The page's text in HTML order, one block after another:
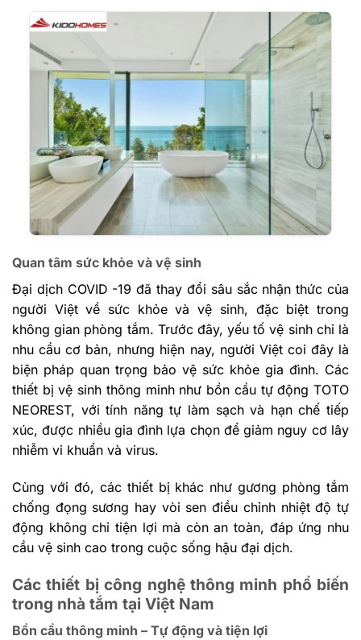
Quan tâm sức khỏe và vệ sinh
Đại dịch COVID -19 đã thay đổi sâu sắc nhận thức của
người Việt về sức khỏe và vệ sinh, đặc biệt trong
không gian phòng tắm. Trước đây, yếu tố vệ sinh chỉ là
nhu cầu cơ bản, nhưng hiện nay, người Việt coi đây là
biện pháp quan trọng bảo vệ sức khỏe gia đình. Các
thiết bị vệ sinh thông minh như bồn cầu tự động TOTO
NEOREST, với tính năng tự làm sạch và hạn chế tiếp
xúc, được nhiều gia đình lựa chọn để giảm nguy cơ lây
nhiễm vi khuẩn và virus.
Cùng với đó, các thiết bị khác như gương phòng tắm
chống đọng sương hay vòi sen điều chỉnh nhiệt độ tự
động không chỉ tiện lợi mà còn an toàn, đáp ứng nhu
cầu vệ sinh cao trong cuộc sống hậu đại dịch.
Các thiết bị công nghệ thông minh phổ biến
trong nhà tắm tại Việt Nam
Bồn cầu thông minh – Tự động và tiện lợi